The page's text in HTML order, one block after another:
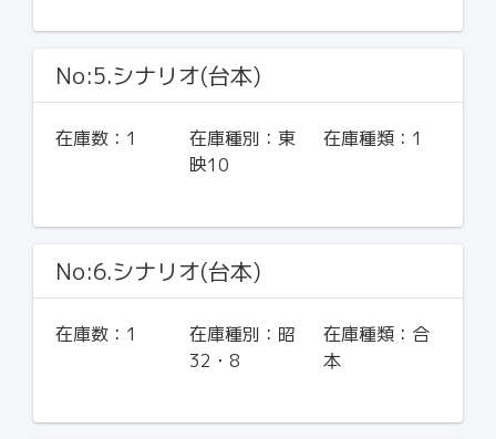
No:5.シナリオ(台本)
在庫数： 1 在庫種別： 東
映10
在庫種類： 1
No:6.シナリオ(台本)
在庫数： 1 在庫種別： 昭
32・8
在庫種類： 合
本